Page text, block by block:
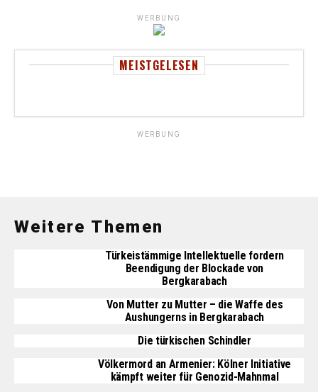
WERBUNG
MEISTGELESEN
WERBUNG
Weitere Themen
Türkeistämmige Intellektuelle fordern
Beendigung der Blockade von
Bergkarabach
Von Mutter zu Mutter – die Waffe des
Aushungerns in Bergkarabach
Die türkischen Schindler
Völkermord an Armenier: Kölner Initiative
kämpft weiter für Genozid-Mahnmal